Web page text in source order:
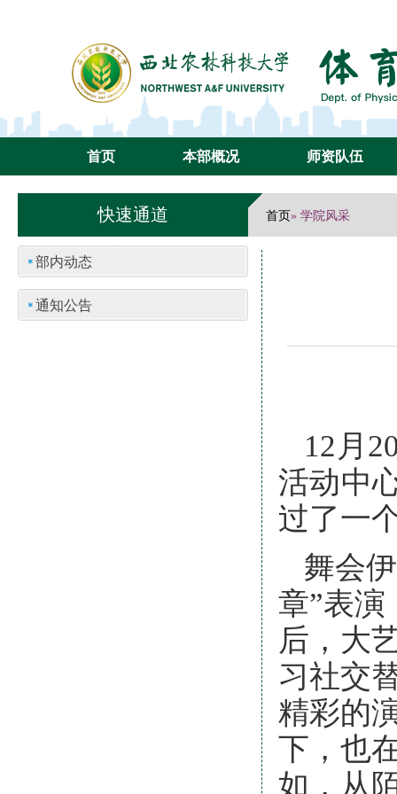
首页 本部概况 师资队伍
快速通道 首页» 学院风采
部内动态
通知公告
12月
活动中
过了一
舞会
章”表演
后，大
习社交
精彩的
下，也
如，从